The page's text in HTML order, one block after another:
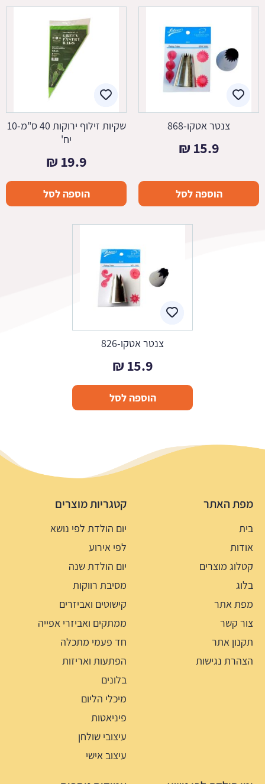
צנטר אטקו-868
15.9
₪
הוספה לסל
שקיות זילוף ירוקות 40 ס"מ-10
יח'
19.9
₪
הוספה לסל
צנטר אטקו-826
15.9
₪
הוספה לסל
מפת האתר
בית
אודות
קטלוג מוצרים
בלוג
מפת אתר
צור קשר
תקנון אתר
הצהרת נגישות
קטגריות מוצרים
יום הולדת לפי נושא
לפי אירוע
יום הולדת שנה
מסיבת רווקות
קישוטים ואביזרים
ממתקים ואביזרי אפייה
חד פעמי מתכלה
הפתעות ואריזות
בלונים
מיכלי הליום
פיניאטות
עיצובי שולחן
עיצוב אישי